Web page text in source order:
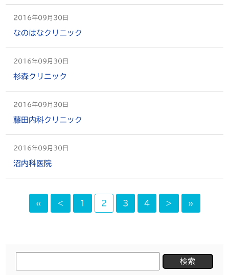
2016年09月30日
なのはなクリニック
2016年09月30日
杉森クリニック
2016年09月30日
藤田内科クリニック
2016年09月30日
沼内科医院
« < 1 2 3 4 > »
索: